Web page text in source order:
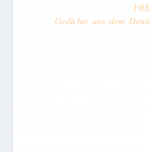
Gedichte aus dem